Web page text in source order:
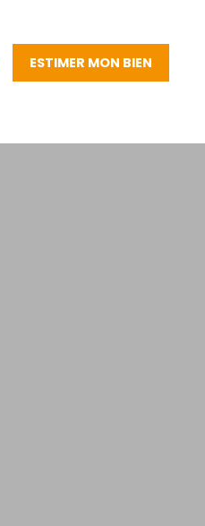
ESTIMER MON BIEN